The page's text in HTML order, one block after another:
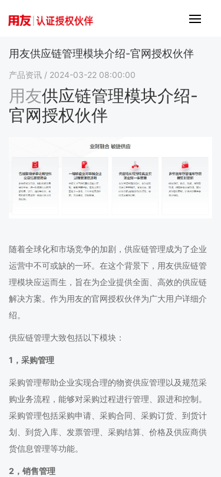
用友供应链管理模块介绍-官网授权伙伴
产品资讯 / 2024-03-22 08:00:00
用友供应链管理模块介绍-
官网授权伙伴
随着全球化和市场竞争的加剧，供应链管理成为了企业
运营中不可或缺的一环。在这个背景下，用友供应链管
理模块应运而生，旨在为企业提供全面、高效的供应链
解决方案。作为用友的官网授权伙伴为广大用户详细介
绍。
供应链管理大致包括以下模块：
1，采购管理
采购管理帮助企业实现合理的物资供应管理以及规范采
购业务流程，能够对采购过程进行管理、跟进和控制。
采购管理包括采购申请、采购合同、采购订货、到货计
划、到货入库、发票管理、采购结算、价格及供应商供
货信息管理等功能。
2，销售管理